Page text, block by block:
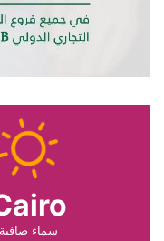
سماء صافية